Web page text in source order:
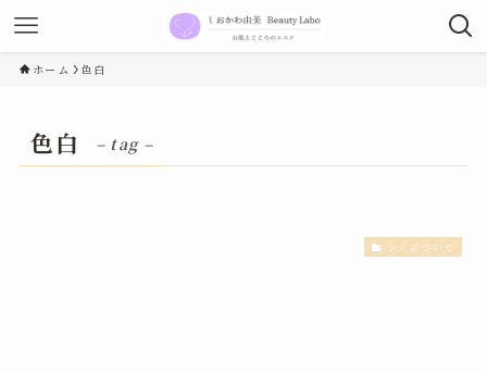
ホーム 色白
色白 – tag –
シミについて